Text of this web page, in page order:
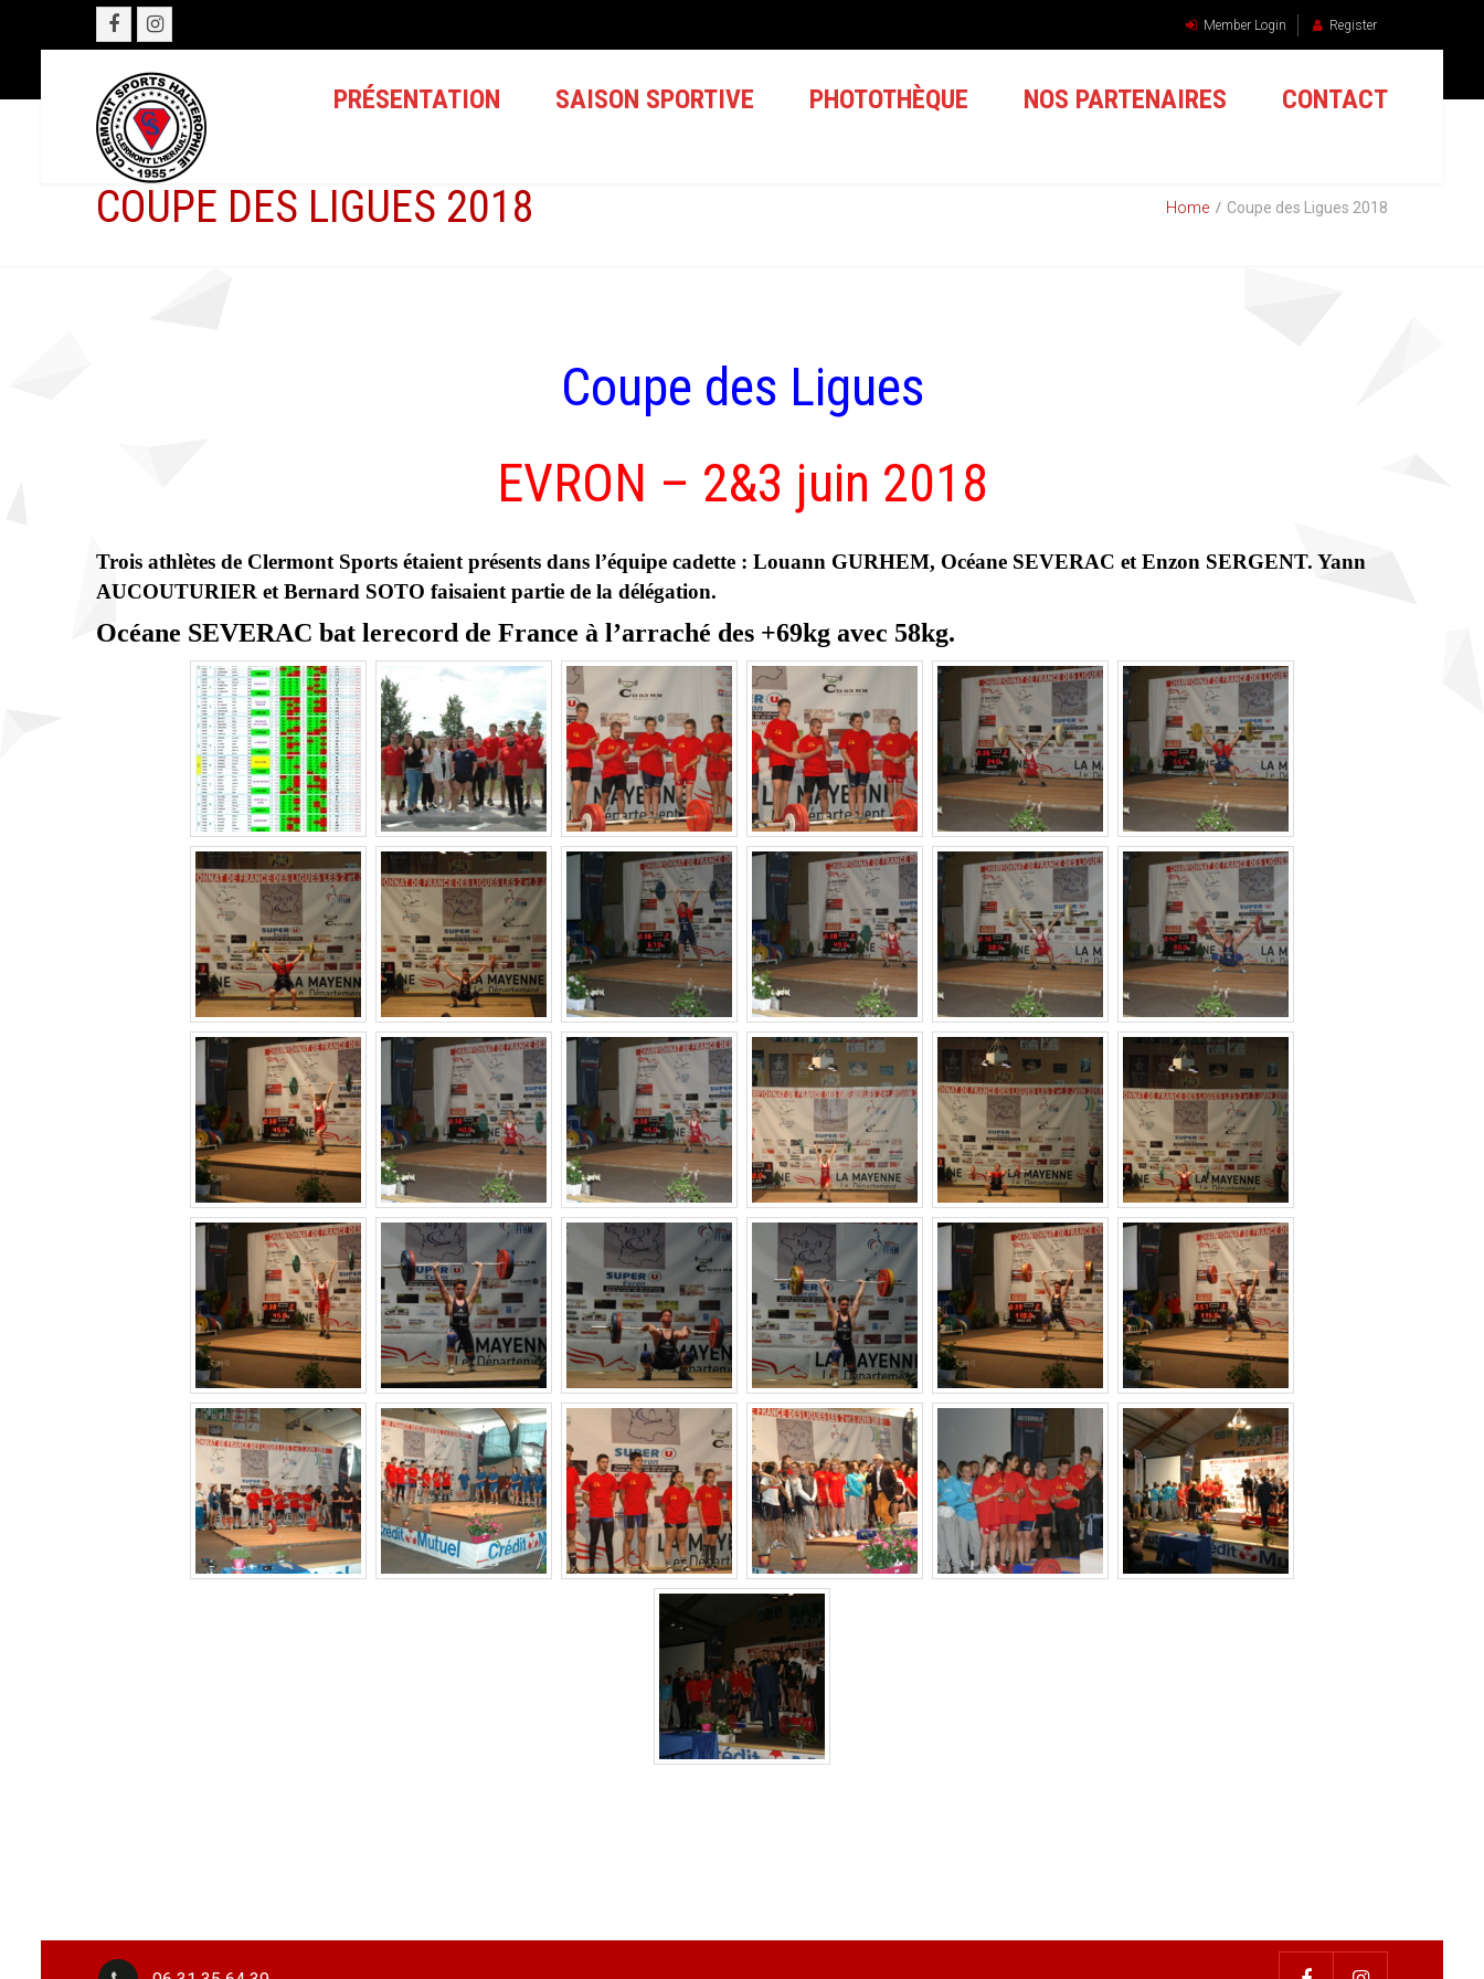
Member Login Register
PRÉSENTATION SAISON SPORTIVE PHOTOTHÈQUE NOS PARTENAIRES CONTACT
COUPE DES LIGUES 2018 Home Coupe des Ligues 2018
Coupe des Ligues
EVRON – 2&3 juin 2018
Trois athlètes de Clermont Sports étaient présents dans l’équipe cadette : Louann GURHEM, Océane SEVERAC et Enzon SERGENT. Yann
AUCOUTURIER et Bernard SOTO faisaient partie de la délégation.
Océane SEVERAC bat lerecord de France à l’arraché des +69kg avec 58kg.